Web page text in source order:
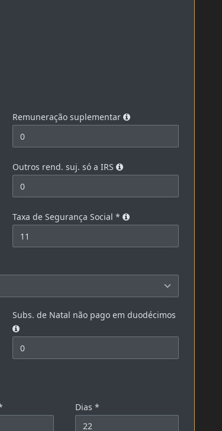
Remuneração suplementar
Outros rend. suj. só a IRS
Taxa de Segurança Social*
Subs. de Natal não pago em duodécimos
Dias *